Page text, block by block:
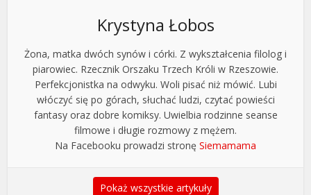
Krystyna Łobos
Żona, matka dwóch synów i córki. Z wykształcenia filolog i
piarowiec. Rzecznik Orszaku Trzech Króli w Rzeszowie.
Perfekcjonistka na odwyku. Woli pisać niż mówić. Lubi
włóczyć się po górach, słuchać ludzi, czytać powieści
fantasy oraz dobre komiksy. Uwielbia rodzinne seanse
filmowe i długie rozmowy z mężem.
Na Facebooku prowadzi stronę Siemamama
Pokaż wszystkie artykuły